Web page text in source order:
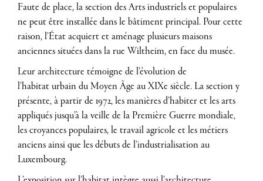
Faute de place, la section des Arts industriels et populaires
ne peut être installée dans le bâtiment principal. Pour cette
raison, l’État acquiert et aménage plusieurs maisons
anciennes situées dans la rue Wiltheim, en face du musée.
Leur architecture témoigne de l’évolution de
l’habitat urbain du Moyen Âge au XIXe siècle. La section y
présente, à partir de 1972, les manières d’habiter et les arts
appliqués jusqu’à la veille de la Première Guerre mondiale,
les croyances populaires, le travail agricole et les métiers
anciens ainsi que les débuts de l’industrialisation au
Luxembourg.